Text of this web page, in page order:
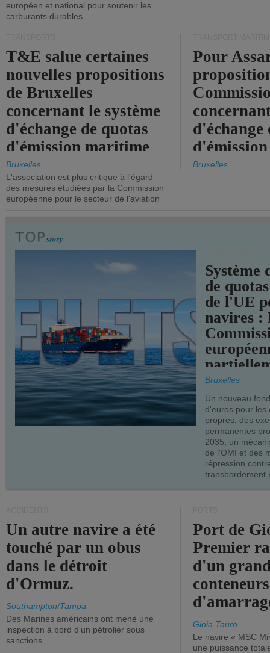
européen et national pour soutenir les
carburants durables.
T&E salue certaines
nouvelles propositions
de Bruxelles
concernant le système
d'échange de quotas
d'émission maritime
de l'UE.
Bruxelles
L'association est plus critique à l'égard
des mesures étudiées par la Commission
européenne pour le secteur de l'aviation
Pour
d'échange
timide,
Bruxelles
Système
de
de l'UE
navires :
Bruxelles
Un nouveau
d'euros pour les
propres, des
permanentes
2035, un
de l'OMI et des
répression
transbordement
Un autre navire a été
touché par un obus
dans le détroit
d'Ormuz.
Southampton/Tampa
Des Marines américains ont mené une
inspection à bord d'un pétrolier sous
sanctions.
Port de
Premier
d'un
Gioia Tauro
Le navire « MSC
une puissance